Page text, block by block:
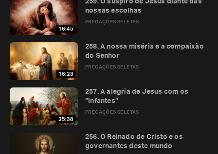
16:45
PREGAÇÕES SELETAS
259. O suspiro de Jesus diante das
nossas escolhas
16:23
PREGAÇÕES SELETAS
258. A nossa miséria e a compaixão
do Senhor
25:38
PREGAÇÕES SELETAS
257. A alegria de Jesus com os
“infantes”
256. O Reinado de Cristo e os
governantes deste mundo